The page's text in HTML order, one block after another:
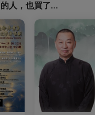
人，也買了...